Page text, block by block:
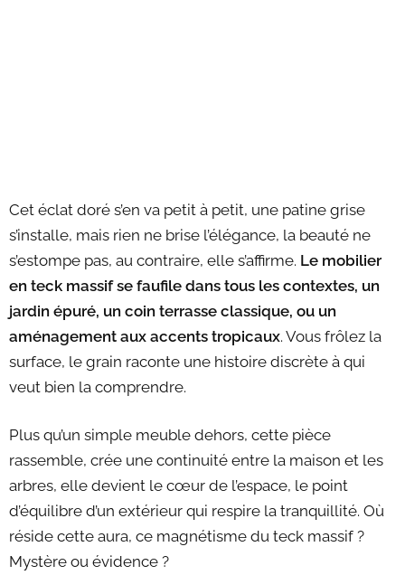
Cet éclat doré s’en va petit à petit, une patine grise
s’installe, mais rien ne brise l’élégance, la beauté ne
s’estompe pas, au contraire, elle s’affirme. Le mobilier
en teck massif se faufile dans tous les contextes, un
jardin épuré, un coin terrasse classique, ou un
aménagement aux accents tropicaux. Vous frôlez la
surface, le grain raconte une histoire discrète à qui
veut bien la comprendre.
Plus qu’un simple meuble dehors, cette pièce
rassemble, crée une continuité entre la maison et les
arbres, elle devient le cœur de l’espace, le point
d’équilibre d’un extérieur qui respire la tranquillité. Où
réside cette aura, ce magnétisme du teck massif ?
Mystère ou évidence ?